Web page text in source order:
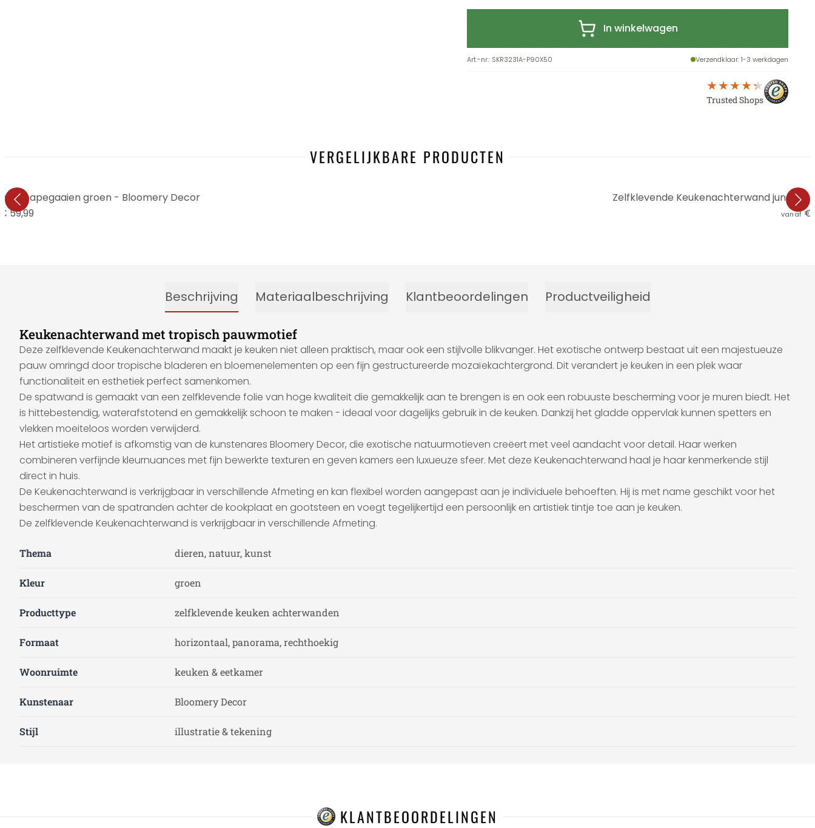
In winkelwagen
Art.-nr.: SKR3231A-P90X50 Verzendklaar: 1-3 werkdagen
Trusted Shops
VERGELIJKBARE PRODUCTEN
papegaaien groen - Bloomery Decor
59,99
Zelfklevende Keukenachterwand jungle
vanaf €
Beschrijving Materiaalbeschrijving Klantbeoordelingen Productveiligheid
Keukenachterwand met tropisch pauwmotief
Deze zelfklevende Keukenachterwand maakt je keuken niet alleen praktisch, maar ook een stijlvolle blikvanger. Het exotische ontwerp bestaat uit een majestueuze
pauw omringd door tropische bladeren en bloemenelementen op een fijn gestructureerde mozaïekachtergrond. Dit verandert je keuken in een plek waar
functionaliteit en esthetiek perfect samenkomen.
De spatwand is gemaakt van een zelfklevende folie van hoge kwaliteit die gemakkelijk aan te brengen is en ook een robuuste bescherming voor je muren biedt. Het
is hittebestendig, waterafstotend en gemakkelijk schoon te maken - ideaal voor dagelijks gebruik in de keuken. Dankzij het gladde oppervlak kunnen spetters en
vlekken moeiteloos worden verwijderd.
Het artistieke motief is afkomstig van de kunstenares Bloomery Decor, die exotische natuurmotieven creëert met veel aandacht voor detail. Haar werken
combineren verfijnde kleurnuances met fijn bewerkte texturen en geven kamers een luxueuze sfeer. Met deze Keukenachterwand haal je haar kenmerkende stijl
direct in huis.
De Keukenachterwand is verkrijgbaar in verschillende Afmeting en kan flexibel worden aangepast aan je individuele behoeften. Hij is met name geschikt voor het
beschermen van de spatranden achter de kookplaat en gootsteen en voegt tegelijkertijd een persoonlijk en artistiek tintje toe aan je keuken.
De zelfklevende Keukenachterwand is verkrijgbaar in verschillende Afmeting.
Thema dieren, natuur, kunst
Kleur groen
Producttype zelfklevende keuken achterwanden
Formaat horizontaal, panorama, rechthoekig
Woonruimte keuken & eetkamer
Kunstenaar Bloomery Decor
Stijl illustratie & tekening
KLANTBEOORDELINGEN